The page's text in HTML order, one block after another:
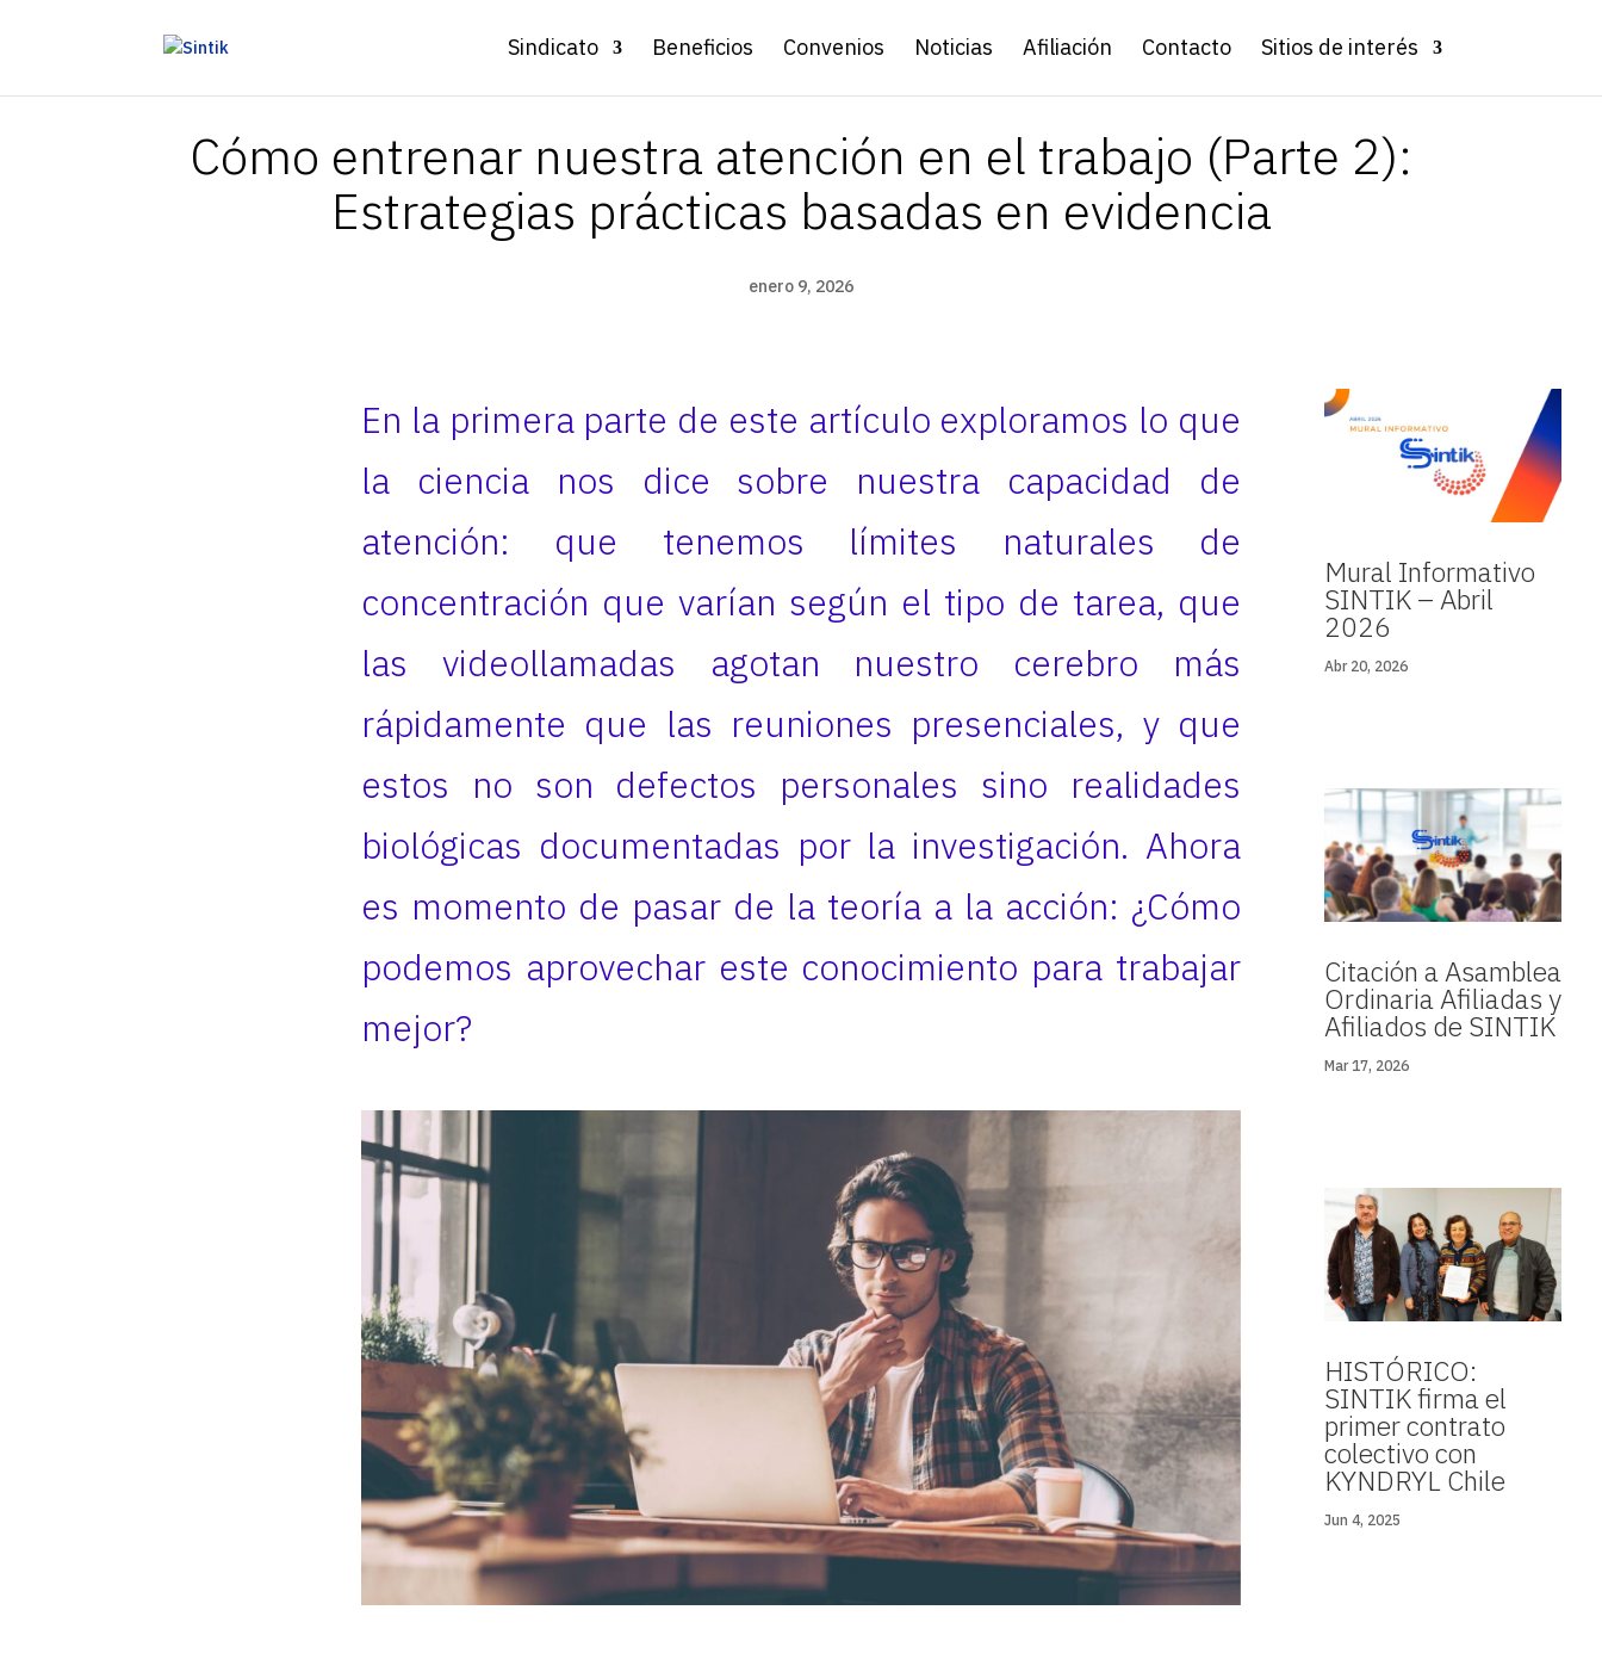
Sindicato Beneficios Convenios Noticias Afiliación Contacto Sitios de interés
Cómo entrenar nuestra atención en el trabajo (Parte 2):
Estrategias prácticas basadas en evidencia
enero 9, 2026
En la primera parte de este artículo exploramos lo que
la ciencia nos dice sobre nuestra capacidad de
atención: que tenemos límites naturales de
concentración que varían según el tipo de tarea, que
las videollamadas agotan nuestro cerebro más
rápidamente que las reuniones presenciales, y que
estos no son defectos personales sino realidades
biológicas documentadas por la investigación. Ahora
es momento de pasar de la teoría a la acción: ¿Cómo
podemos aprovechar este conocimiento para trabajar
mejor?
Mural Informativo
SINTIK – Abril
2026
Abr 20, 2026
Citación a Asamblea
Ordinaria Afiliadas y
Afiliados de SINTIK
Mar 17, 2026
HISTÓRICO:
SINTIK firma el
primer contrato
colectivo con
KYNDRYL Chile
Jun 4, 2025